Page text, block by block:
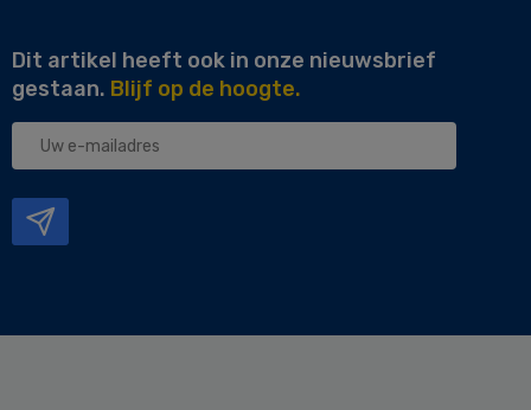
Dit artikel heeft ook in onze nieuwsbrief
gestaan. Blijf op de hoogte.
Uw